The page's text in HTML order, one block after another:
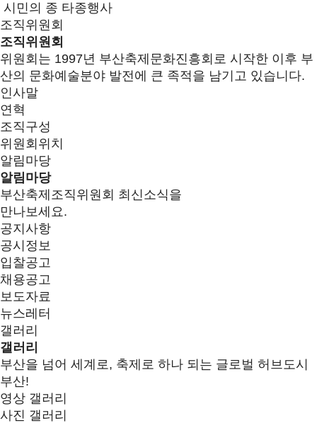
시민의 종 타종행사
조직위원회
조직위원회
위원회는 1997년 부산축제문화진흥회로 시작한 이후 부
산의 문화예술분야 발전에 큰 족적을 남기고 있습니다.
인사말
연혁
조직구성
위원회위치
알림마당
알림마당
부산축제조직위원회 최신소식을
만나보세요.
공지사항
공시정보
입찰공고
채용공고
보도자료
뉴스레터
갤러리
갤러리
부산을 넘어 세계로, 축제로 하나 되는 글로벌 허브도시
부산!
영상 갤러리
사진 갤러리